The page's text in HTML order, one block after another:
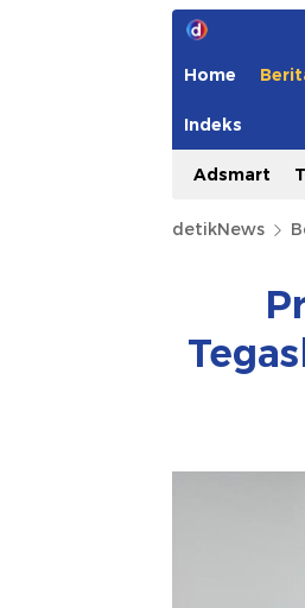
Home
Indeks
Adsmart
detikNews